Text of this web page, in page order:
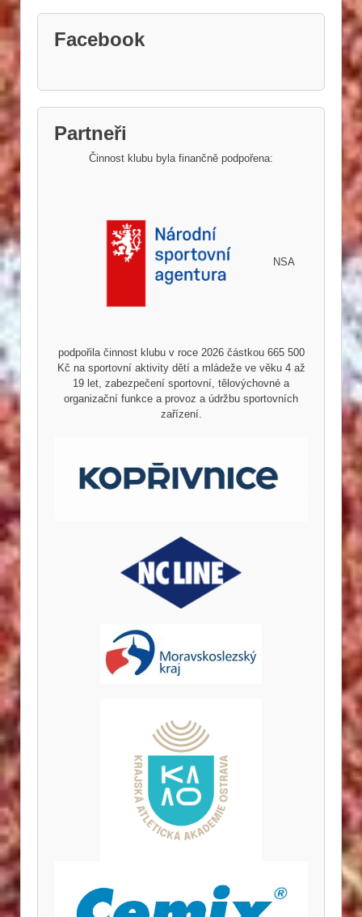
Facebook
Partneři
Činnost klubu byla finančně podpořena:
NSA
podpořila činnost klubu v roce 2026 částkou 665 500
Kč na sportovní aktivity dětí a mládeže ve věku 4 až
19 let, zabezpečení sportovní, tělovýchovné a
organizační funkce a provoz a údržbu sportovních
zařízení.